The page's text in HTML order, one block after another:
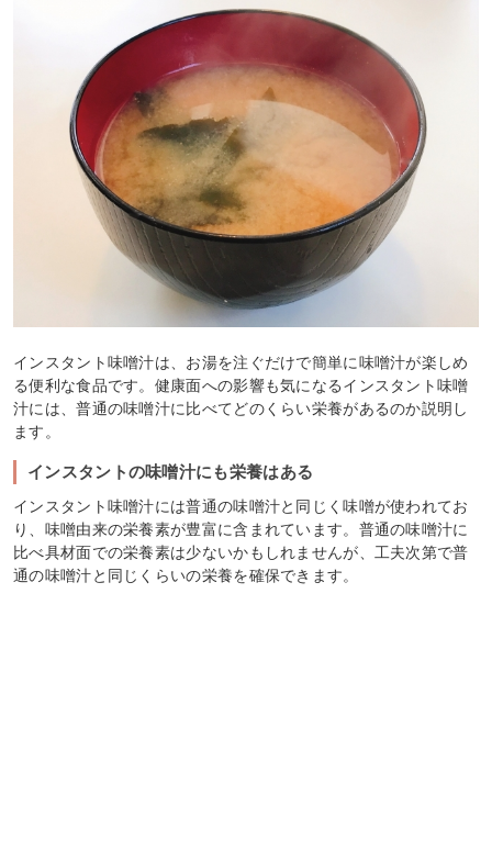
インスタント味噌汁は、お湯を注ぐだけで簡単に味噌汁が楽しめ
る便利な食品です。健康面への影響も気になるインスタント味噌
汁には、普通の味噌汁に比べてどのくらい栄養があるのか説明し
ます。
インスタントの味噌汁にも栄養はある
インスタント味噌汁には普通の味噌汁と同じく味噌が使われてお
り、味噌由来の栄養素が豊富に含まれています。普通の味噌汁に
比べ具材面での栄養素は少ないかもしれませんが、工夫次第で普
通の味噌汁と同じくらいの栄養を確保できます。